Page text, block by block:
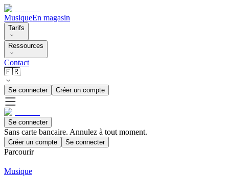
MusiqueEn magasin
Tarifs
Ressources
Contact
🇫🇷
Se connecter Créer un compte
Se connecter
Sans carte bancaire. Annulez à tout moment.
Créer un compte Se connecter
Parcourir
Musique